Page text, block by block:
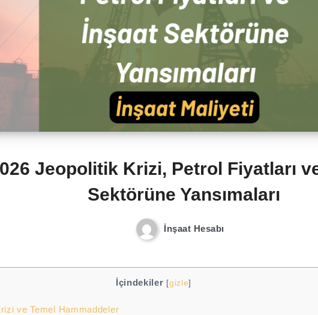
Jeopolitik Krizi, Petrol Fiyatları
Sektörüne Yansımaları
İnşaat Hesabı
İçindekiler [gizle]
ve Temel Hammaddeler